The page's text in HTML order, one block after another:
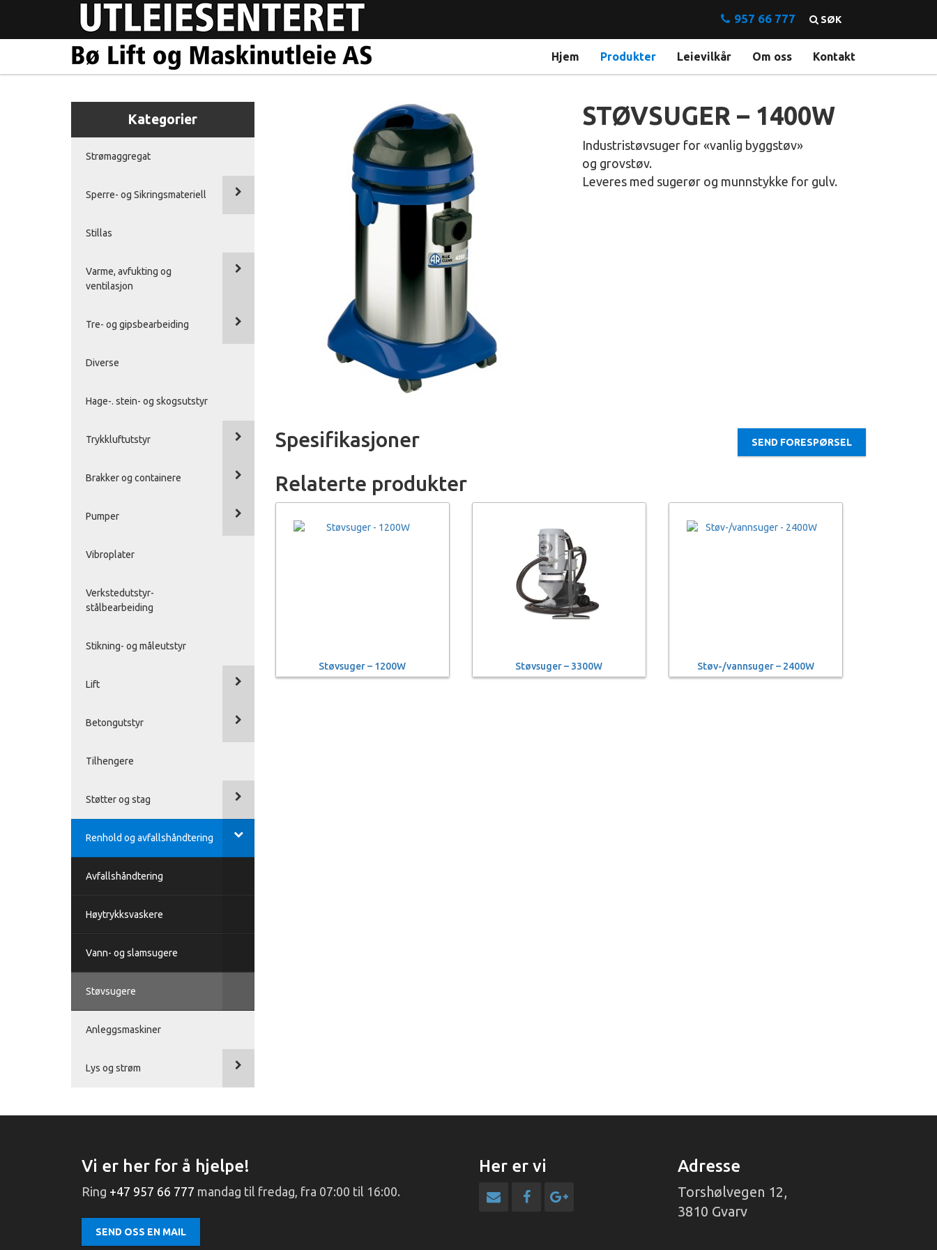
SØK
957 66 777
Hjem Produkter Leievilkår Om oss Kontakt
STØVSUGER – 1400W
Industristøvsuger for «vanlig byggstøv»
og grovstøv.
Leveres med sugerør og munnstykke for gulv.
Spesifikasjoner SEND FORESPØRSEL
Relaterte produkter
Støvsuger – 1200W Støvsuger – 3300W Støv-/vannsuger – 2400W
Kategorier
Strømaggregat
Sperre- og Sikringsmateriell
Stillas
Varme, avfukting og
ventilasjon
Tre- og gipsbearbeiding
Diverse
Hage-. stein- og skogsutstyr
Trykkluftutstyr
Brakker og containere
Pumper
Vibroplater
Verkstedutstyr-
stålbearbeiding
Stikning- og måleutstyr
Lift
Betongutstyr
Tilhengere
Støtter og stag
Renhold og avfallshåndtering
Avfallshåndtering
Høytrykksvaskere
Vann- og slamsugere
Støvsugere
Anleggsmaskiner
Lys og strøm
Vi er her for å hjelpe!
Ring +47 957 66 777 mandag til fredag, fra 07:00 til 16:00.
SEND OSS EN MAIL
Her er vi Adresse
Torshølvegen 12,
3810 Gvarv